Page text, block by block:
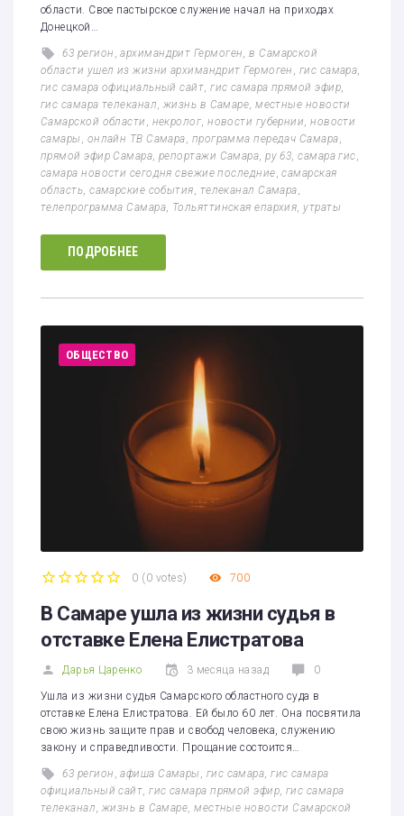
области. Свое пастырское служение начал на приходах
Донецкой…
63 регион ,архимандрит Гермоген ,в Самарской
области ушел из жизни архимандрит Гермоген
гис самара
гис самара официальный сайт ,гис самара прямой эфир,
гис самара телеканал
жизнь в Самаре ,местные новости
Самарской области
некролог ,новости губернии ,новости
самары
онлайн ТВ Самара программа передач Самара
прямой эфир Самара ,репортажи Самара ,ру 63 ,самара гис
самара новости сегодня свежие последние ,самарская
область ,самарские события телеканал Самара
телепрограмма Самара Тольяттинская епархия ,утраты
ПОДРОБНЕЕ
ОБЩЕСТВО
0 (0 votes) 700
В Самаре ушла из жизни судья в
отставке Елена Елистратова
Дарья Царенко 3 месяца назад 0
Ушла из жизни судья Самарского областного суда в
отставке Елена Елистратова. Ей было 60 лет. Она посвятила
свою жизнь защите прав и свобод человека, служению
закону и справедливости. Прощание состоится…
63 регион ,афиша Самары гис самара ,гис самара
официальный сайт ,гис самара прямой эфир гис самара
телеканал
жизнь в Самаре ,местные новости Самарской